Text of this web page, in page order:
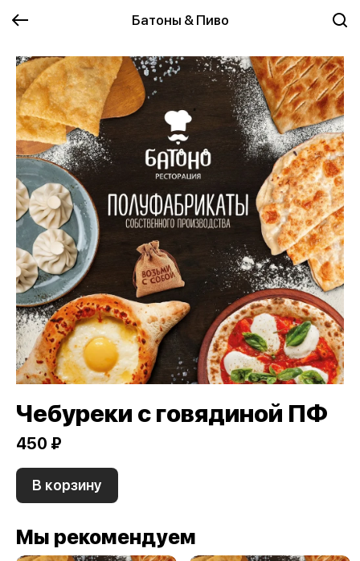
Батоны & Пиво
Чебуреки с говядиной ПФ
450 ₽
В корзину
Мы рекомендуем